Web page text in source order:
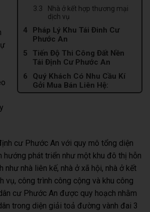
Nhà ở kết hợp thương mại
dịch vụ
Pháp Lý Khu Tái Đinh Cư
Phước An
Tiến Độ Thi Công Đất Nền
Tái Định Cư Phước An
Quý Khách Có Nhu Cầu Kí
Gởi Mua Bán Liên Hệ:
cư Phước An với quy mô tổng diện
phát triển như một khu đô thị hỗn
như nhà liên kế, nhà ở xã hội, nhà ở kết
vụ, công trình công cộng và khu công
cư Phước An được quy hoạch nhằm
trong diện giải toả đường vành đai 3